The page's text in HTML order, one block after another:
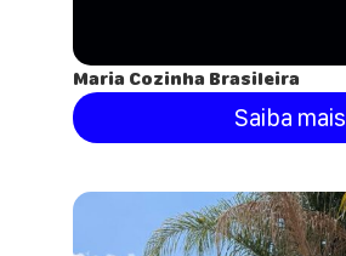
Maria Cozinha Brasileira
Saiba mais